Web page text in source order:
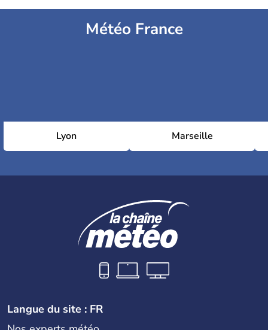
Météo France
Lyon Marseille
Langue du site : FR